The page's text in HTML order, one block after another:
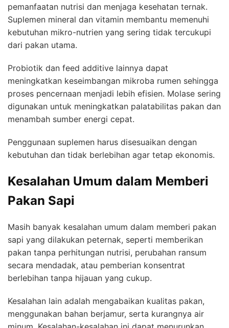
pemanfaatan nutrisi dan menjaga kesehatan ternak.
Suplemen mineral dan vitamin membantu memenuhi
kebutuhan mikro-nutrien yang sering tidak tercukupi
dari pakan utama.
Probiotik dan feed additive lainnya dapat
meningkatkan keseimbangan mikroba rumen sehingga
proses pencernaan menjadi lebih efisien. Molase sering
digunakan untuk meningkatkan palatabilitas pakan dan
menambah sumber energi cepat.
Penggunaan suplemen harus disesuaikan dengan
kebutuhan dan tidak berlebihan agar tetap ekonomis.
Kesalahan Umum dalam Memberi
Pakan Sapi
Masih banyak kesalahan umum dalam memberi pakan
sapi yang dilakukan peternak, seperti memberikan
pakan tanpa perhitungan nutrisi, perubahan ransum
secara mendadak, atau pemberian konsentrat
berlebihan tanpa hijauan yang cukup.
Kesalahan lain adalah mengabaikan kualitas pakan,
menggunakan bahan berjamur, serta kurangnya air